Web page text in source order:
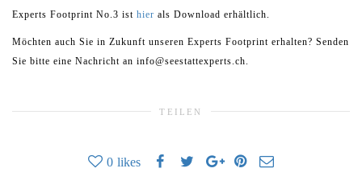
Experts Footprint No.3 ist hier als Download erhältlich.
Möchten auch Sie in Zukunft unseren Experts Footprint erhalten? Senden
Sie bitte eine Nachricht an info@seestattexperts.ch.
TEILEN
0 likes